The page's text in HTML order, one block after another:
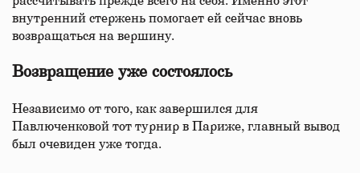
внутренний стержень помогает ей сейчас вновь
возвращаться на вершину.
Возвращение уже состоялось
Независимо от того, как завершился для
Павлюченковой тот турнир в Париже, главный вывод
был очевиден уже тогда.